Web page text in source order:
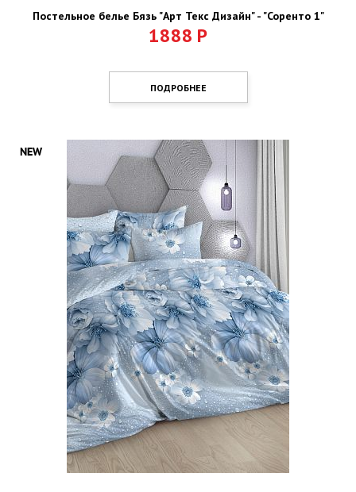
Постельное белье Бязь "Арт Текс Дизайн" - "Соренто 1"
1888 Р
ПОДРОБНЕЕ